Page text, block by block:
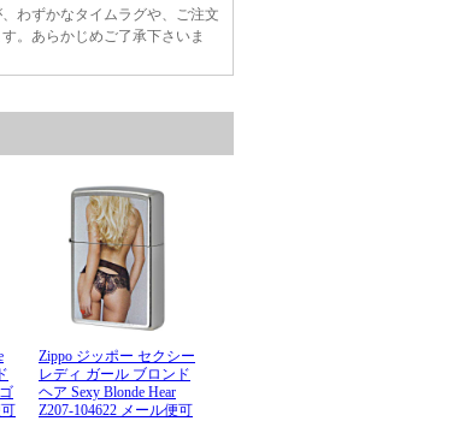
わずかなタイムラグや、ご注文
。あらかじめご了承下さいま
Zippo ジッポー セクシー
レディ ガール ブロンド
ヘア Sexy Blonde Hear
Z207-104622 メール便可